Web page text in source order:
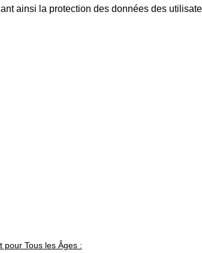
ainsi la protection des données des
pour Tous les Âges :